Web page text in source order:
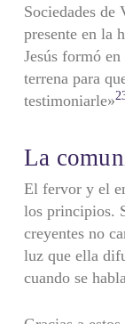
Sociedades
presente en la
Jesús formó
terrena para
testimoniarle»
La
El fervor y el
los principios.
creyentes no
luz que ella
cuando se